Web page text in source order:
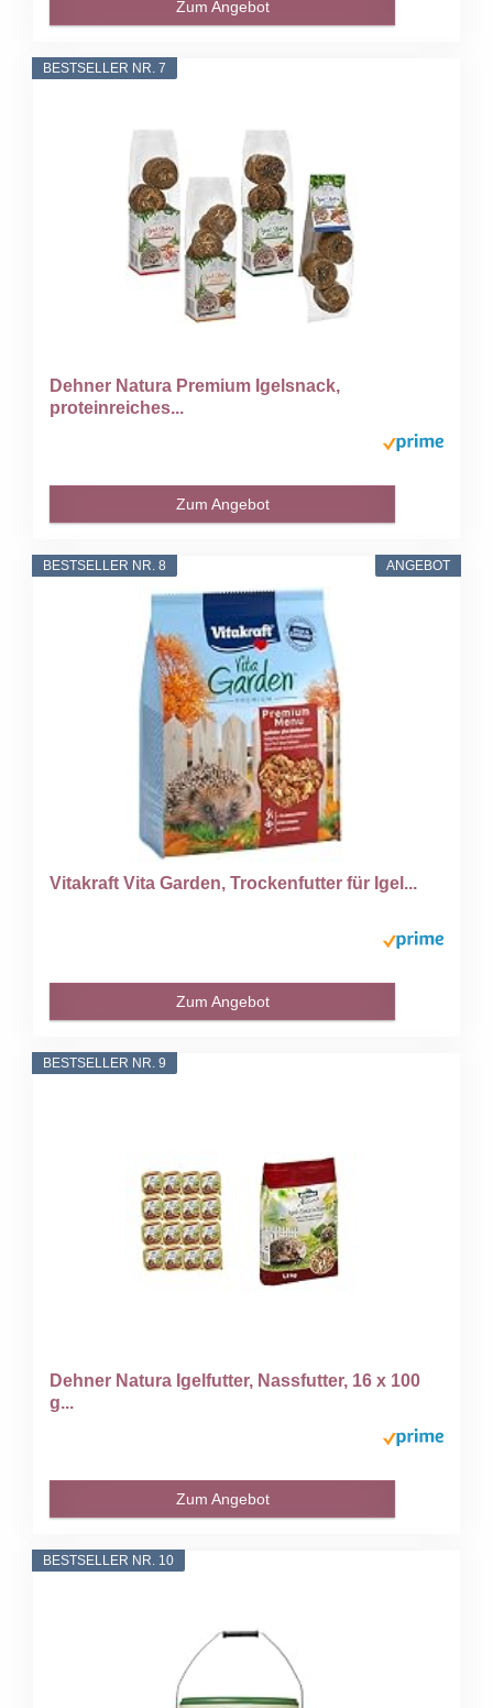
Zum Angebot
BESTSELLER NR. 7
Dehner Natura Premium Igelsnack,
proteinreiches...
Zum Angebot
ANGEBOT
BESTSELLER NR. 8
Vitakraft Vita Garden, Trockenfutter für Igel...
Zum Angebot
BESTSELLER NR. 9
Dehner Natura Igelfutter, Nassfutter, 16 x 100
g...
Zum Angebot
BESTSELLER NR. 10